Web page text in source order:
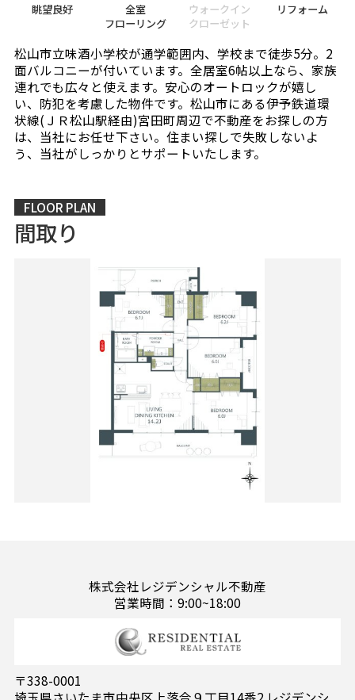
眺望良好
全室
フローリング
ウォークイン
クローゼット
リフォーム
松山市立味酒小学校が通学範囲内、学校まで徒歩5分。2
面バルコニーが付いています。全居室6帖以上なら、家族
連れでも広々と使えます。安心のオートロックが嬉し
い、防犯を考慮した物件です。松山市にある伊予鉄道環
状線(ＪＲ松山駅経由)宮田町周辺で不動産をお探しの方
は、当社にお任せ下さい。住まい探しで失敗しないよ
う、当社がしっかりとサポートいたします。
FLOOR PLAN
間取り
株式会社レジデンシャル不動産
営業時間：9:00~18:00
〒338-0001